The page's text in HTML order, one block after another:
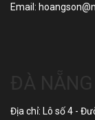
Email:
Địa chỉ: Lô số 4 -